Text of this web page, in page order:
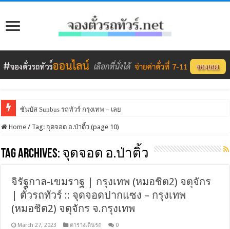
ซันบัส Sunbus รถทัวร์ กรุงเทพ – เลย
Home / Tag:จุดจอด อ.ป่าติ้ว (page 10)
Tag Archives: จุดจอด อ.ป่าติ้ว
จิรัฐกาล-เขมราฐ | กรุงเทพ (หมอชิต2) จตุจักร
| ตั๋วรถทัวร์ :: จุดจอดปากแซง – กรุงเทพ
(หมอชิต2) จตุจักร จ.กรุงเทพ
March 27, 2023 ตารางเดินรถ 0